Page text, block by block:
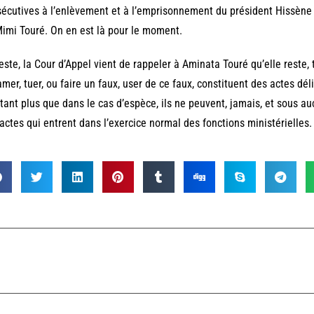
à l’enlèvement et à l’emprisonnement du président
Touré. On en est là pour le moment.
la Cour d’Appel vient de rappeler à Aminata Touré qu’elle
tuer, ou faire un faux, user de ce faux, constituent des actes
plus que dans le cas d’espèce, ils ne peuvent, jamais, et sous
qui entrent dans l’exercice normal des fonctions ministérielles.